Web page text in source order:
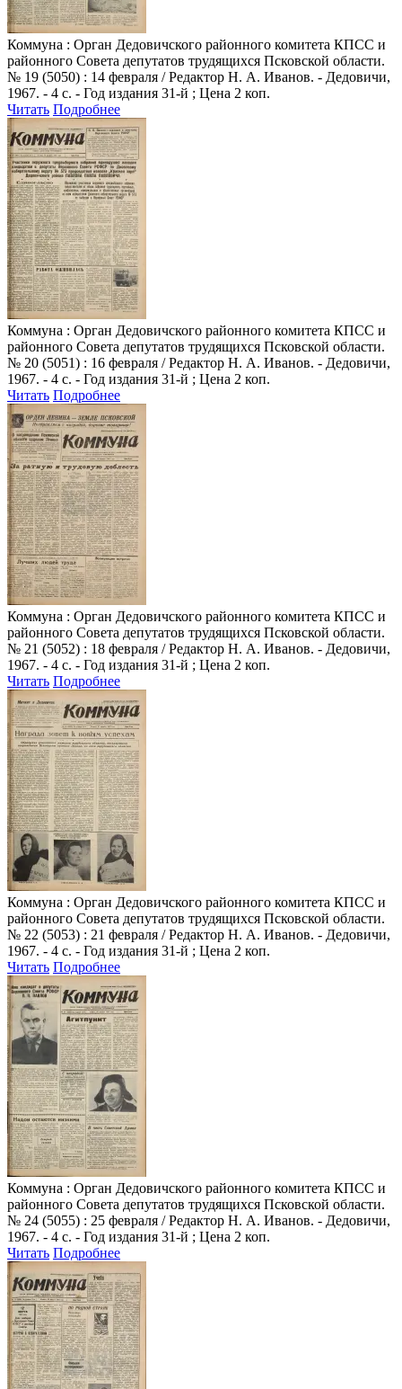
Коммуна : Орган Дедовичского районного комитета КПСС и
районного Совета депутатов трудящихся Псковской области.
№ 19 (5050) : 14 февраля / Редактор Н. А. Иванов. - Дедовичи,
1967. - 4 с. - Год издания 31-й ; Цена 2 коп.
Читать Подробнее
Коммуна : Орган Дедовичского районного комитета КПСС и
районного Совета депутатов трудящихся Псковской области.
№ 20 (5051) : 16 февраля / Редактор Н. А. Иванов. - Дедовичи,
1967. - 4 с. - Год издания 31-й ; Цена 2 коп.
Читать Подробнее
Коммуна : Орган Дедовичского районного комитета КПСС и
районного Совета депутатов трудящихся Псковской области.
№ 21 (5052) : 18 февраля / Редактор Н. А. Иванов. - Дедовичи,
1967. - 4 с. - Год издания 31-й ; Цена 2 коп.
Читать Подробнее
Коммуна : Орган Дедовичского районного комитета КПСС и
районного Совета депутатов трудящихся Псковской области.
№ 22 (5053) : 21 февраля / Редактор Н. А. Иванов. - Дедовичи,
1967. - 4 с. - Год издания 31-й ; Цена 2 коп.
Читать Подробнее
Коммуна : Орган Дедовичского районного комитета КПСС и
районного Совета депутатов трудящихся Псковской области.
№ 24 (5055) : 25 февраля / Редактор Н. А. Иванов. - Дедовичи,
1967. - 4 с. - Год издания 31-й ; Цена 2 коп.
Читать Подробнее